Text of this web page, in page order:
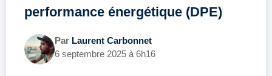
performance énergétique (DPE)
Par Laurent Carbonnet
6 septembre 2025 à 6h16